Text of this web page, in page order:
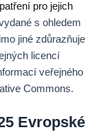
pro jejich
s ohledem
jiné zdůrazňuje
licencí
veřejného
Commons.
Evropské